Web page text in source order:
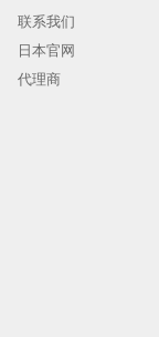
联系我们
日本官网
代理商